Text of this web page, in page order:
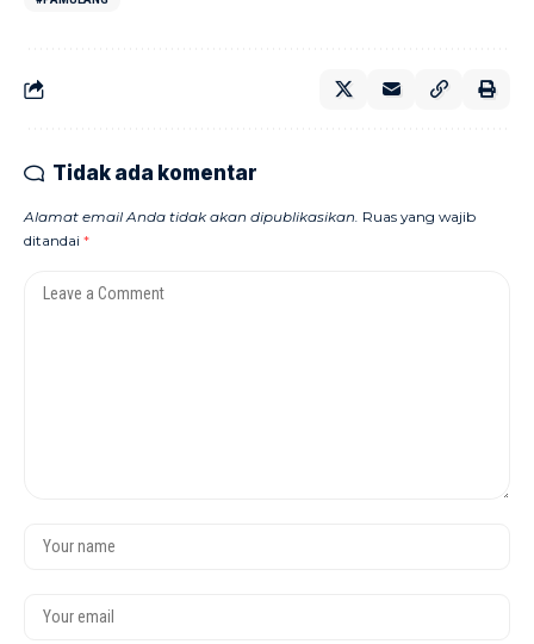
Tidak ada komentar
Alamat email Anda tidak akan dipublikasikan. Ruas yang wajib
ditandai *